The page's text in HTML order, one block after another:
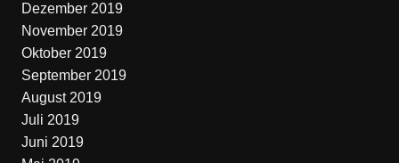
Dezember 2019
November 2019
Oktober 2019
September 2019
August 2019
Juli 2019
Juni 2019